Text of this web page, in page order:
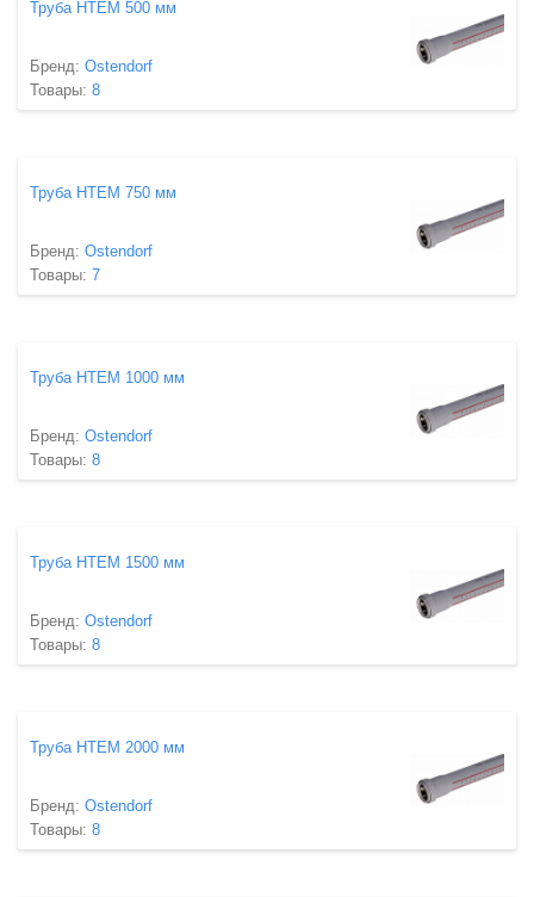
Труба HTEM 500 мм
Бренд: Ostendorf
Товары: 8
Труба HTEM 750 мм
Бренд: Ostendorf
Товары: 7
Труба HTEM 1000 мм
Бренд: Ostendorf
Товары: 8
Труба HTEM 1500 мм
Бренд: Ostendorf
Товары: 8
Труба HTEM 2000 мм
Бренд: Ostendorf
Товары: 8